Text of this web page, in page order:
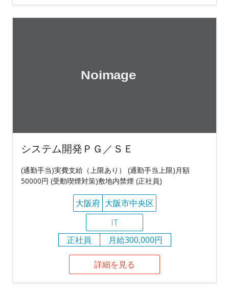
システム開発ＰＧ／ＳＥ
(通勤手当)実費支給（上限あり） (通勤手当上限)月額
50000円 (受動喫煙対策)敷地内禁煙 (正社員)
大阪府 大阪市中央区
IT
正社員
月給300,000円
詳細を見る